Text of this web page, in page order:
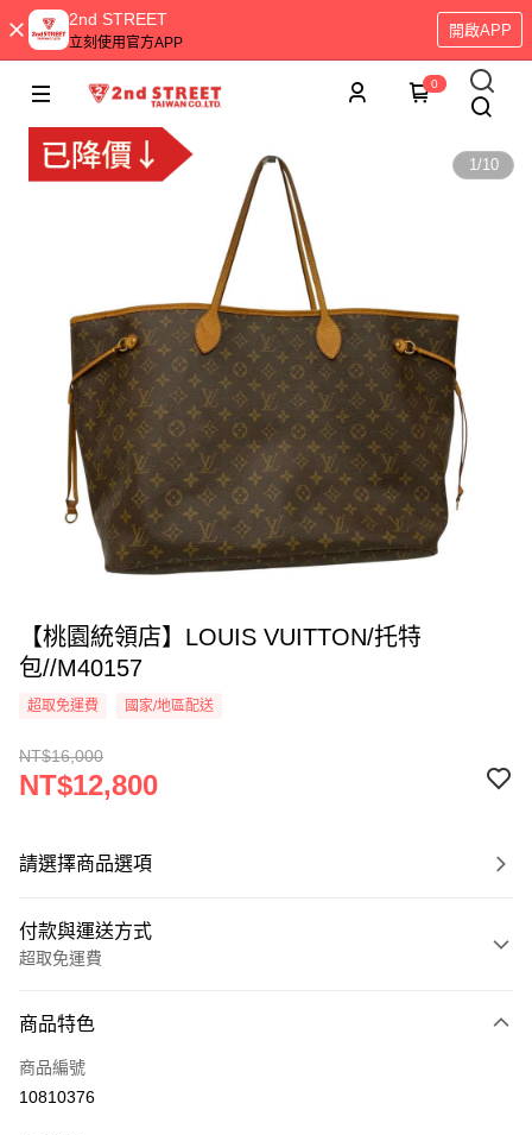
2nd STREET
立刻使用官方APP
開啟APP
0
1/10
【桃園統領店】LOUIS VUITTON/托特
包//M40157
超取免運費 國家/地區配送
NT$16,000
NT$12,800
請選擇商品選項
付款與運送方式
超取免運費
信用卡一次付款
超商取貨付款
商品特色
商品編號
10810376